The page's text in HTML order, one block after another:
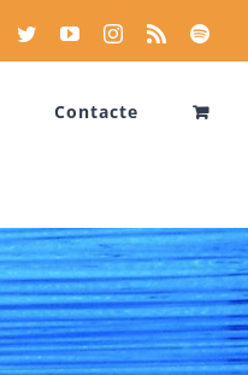
Facebook
TwitterYouTubeInstagram
Rss
Contacte